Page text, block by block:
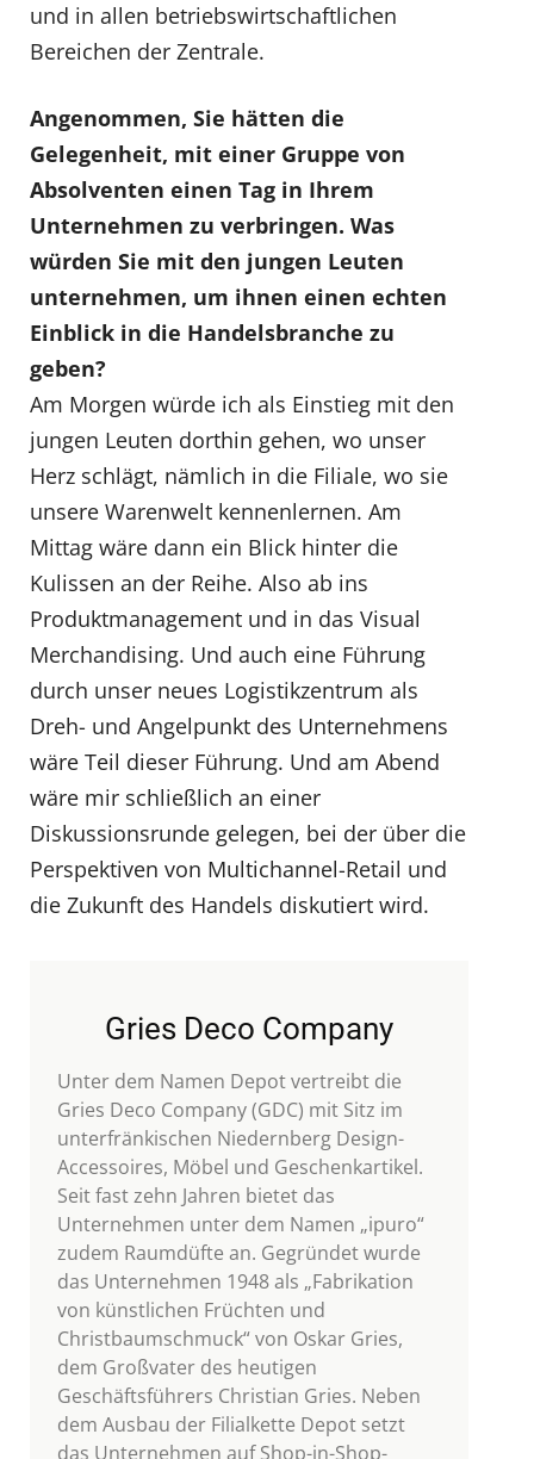
und in allen betriebswirtschaftlichen
Bereichen der Zentrale.
Angenommen, Sie hätten die
Gelegenheit, mit einer Gruppe von
Absolventen einen Tag in Ihrem
Unternehmen zu verbringen. Was
würden Sie mit den jungen Leuten
unternehmen, um ihnen einen echten
Einblick in die Handelsbranche zu
geben?
Am Morgen würde ich als Einstieg mit den
jungen Leuten dorthin gehen, wo unser
Herz schlägt, nämlich in die Filiale, wo sie
unsere Warenwelt kennenlernen. Am
Mittag wäre dann ein Blick hinter die
Kulissen an der Reihe. Also ab ins
Produktmanagement und in das Visual
Merchandising. Und auch eine Führung
durch unser neues Logistikzentrum als
Dreh- und Angelpunkt des Unternehmens
wäre Teil dieser Führung. Und am Abend
wäre mir schließlich an einer
Diskussionsrunde gelegen, bei der über die
Perspektiven von Multichannel-Retail und
die Zukunft des Handels diskutiert wird.
Gries Deco Company
Unter dem Namen Depot vertreibt die
Gries Deco Company (GDC) mit Sitz im
unterfränkischen Niedernberg Design-
Accessoires, Möbel und Geschenkartikel.
Seit fast zehn Jahren bietet das
Unternehmen unter dem Namen „ipuro“
zudem Raumdüfte an. Gegründet wurde
das Unternehmen 1948 als „Fabrikation
von künstlichen Früchten und
Christbaumschmuck“ von Oskar Gries,
dem Großvater des heutigen
Geschäftsführers Christian Gries. Neben
dem Ausbau der Filialkette Depot setzt
das Unternehmen auf Shop-in-Shop-